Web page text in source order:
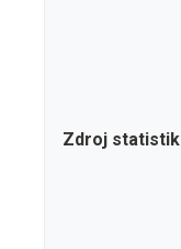
Zdroj statistik